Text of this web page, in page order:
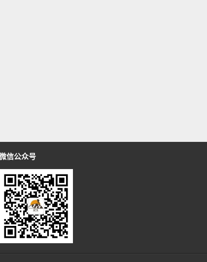
信公众号